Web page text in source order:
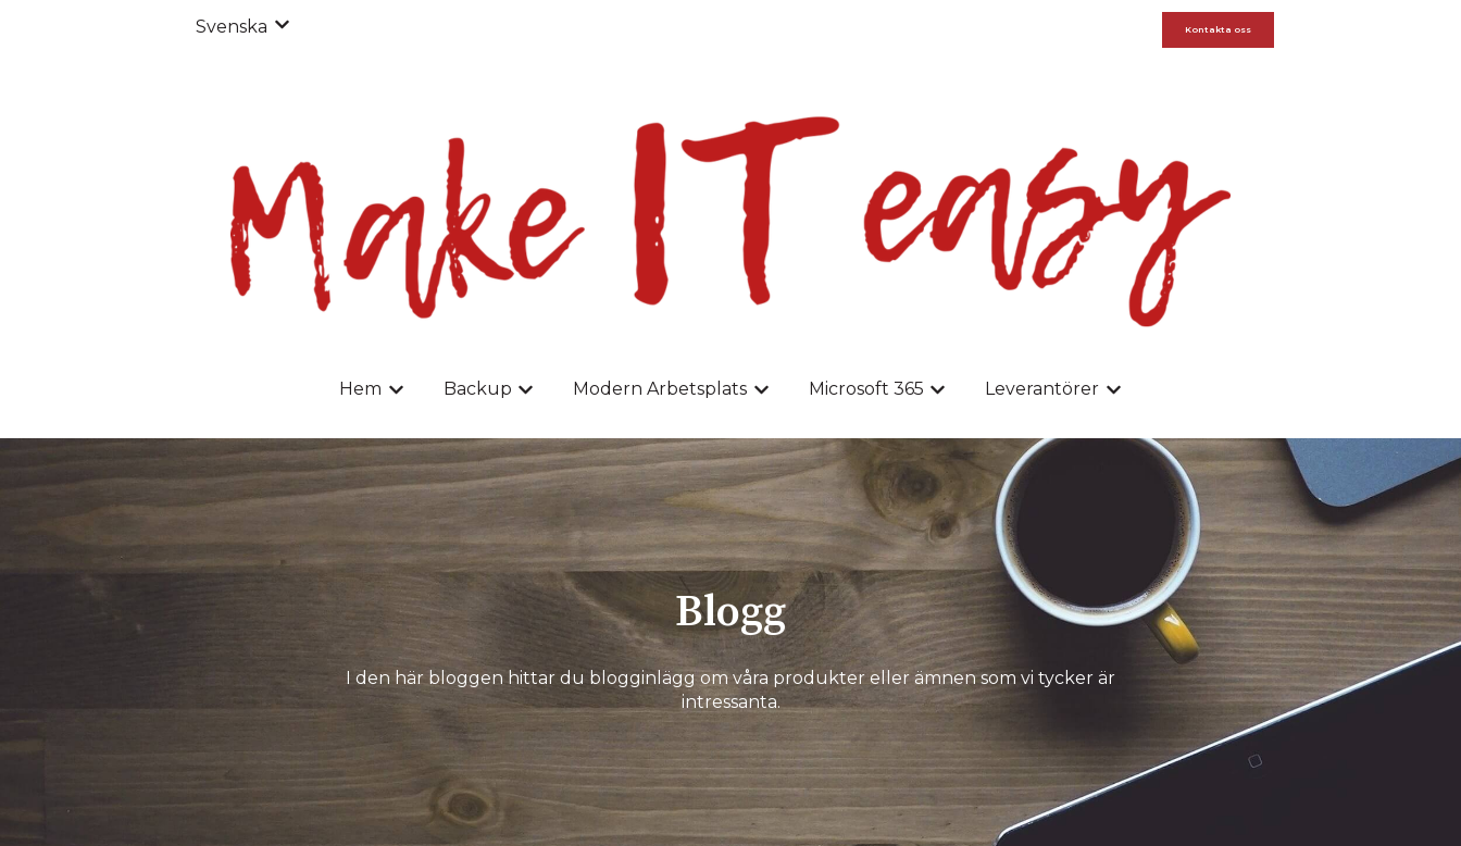
Svenska Kontakta oss
Hem
Visa undermeny för Hem
Backup
Visa undermeny för Backup
Modern Arbetsplats
Visa undermeny för Modern Arbetsplats
Microsoft 365
Visa undermeny för Microsoft 365
Leverantörer
Visa undermeny för Leverantörer
Blogg
I den här bloggen hittar du blogginlägg om våra produkter eller ämnen som vi tycker är
intressanta.